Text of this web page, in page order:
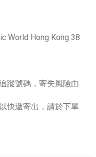
World Hong Kong 38
蹤號碼，寄失風險由
快遞寄出，請於下單